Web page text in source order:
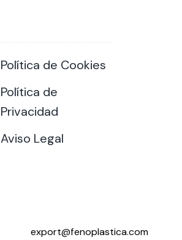
Política de Cookies
Política de
Privacidad
Aviso Legal
export@fenoplastica.com